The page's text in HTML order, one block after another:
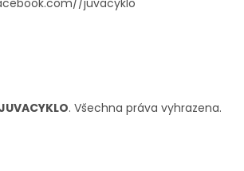
. Všechna práva vyhrazena.